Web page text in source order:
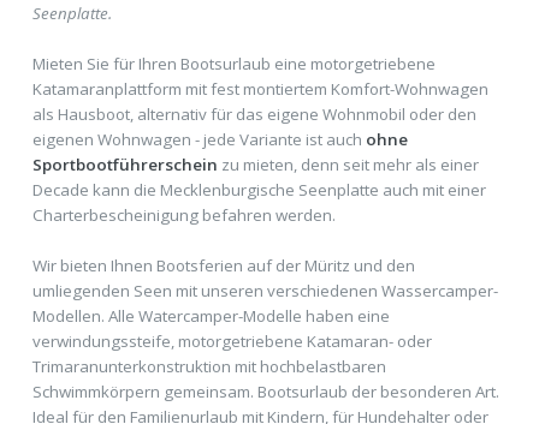
Seenplatte.
Mieten Sie für Ihren Bootsurlaub eine motorgetriebene
Katamaranplattform mit fest montiertem Komfort-Wohnwagen
als Hausboot, alternativ für das eigene Wohnmobil oder den
eigenen Wohnwagen - jede Variante ist auch ohne
Sportbootführerschein zu mieten, denn seit mehr als einer
Decade kann die Mecklenburgische Seenplatte auch mit einer
Charterbescheinigung befahren werden.
Wir bieten Ihnen Bootsferien auf der Müritz und den
umliegenden Seen mit unseren verschiedenen Wassercamper-
Modellen. Alle Watercamper-Modelle haben eine
verwindungssteife, motorgetriebene Katamaran- oder
Trimaranunterkonstruktion mit hochbelastbaren
Schwimmkörpern gemeinsam. Bootsurlaub der besonderen Art.
Ideal für den Familienurlaub mit Kindern, für Hundehalter oder